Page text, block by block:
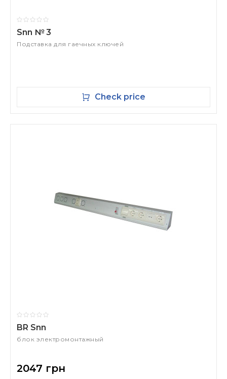
Snn № 3
Подставка для гаечных ключей
Check price
BR Snn
блок электромонтажный
2047 грн